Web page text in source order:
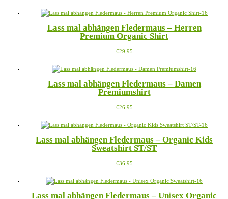
können
der
Produktseite
werden
weist
Varianten
auf.
Optionen
auf
Produktseite
gewählt
Lass mal abhängen Fledermaus – Herren
Premium Organic Shirt
€29,95Dieses
weist
Varianten
auf.
Optionen
auf
Produktseite
gewählt
Lass mal abhängen Fledermaus – Damen
Premiumshirt
€26,95Dieses
weist
Varianten
auf.
Optionen
auf
Produktseite
Lass mal abhängen Fledermaus – Organic Kids
Sweatshirt ST/ST
€36,95Dieses
weist
Varianten
Lass mal abhängen Fledermaus – Unisex Organic